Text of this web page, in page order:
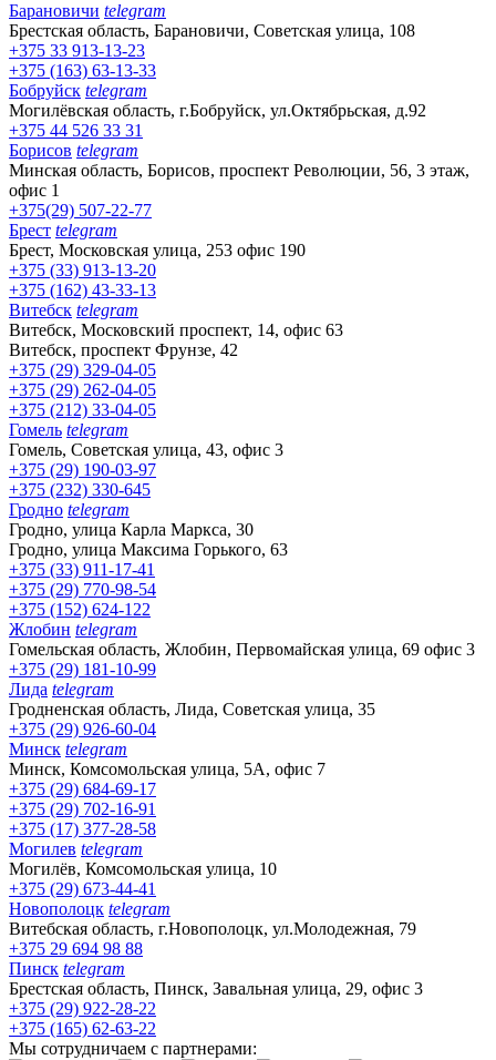
Барановичи telegram
Брестская область, Барановичи, Советская улица, 108
+375 33 913-13-23
+375 (163) 63-13-33
Бобруйск telegram
Могилёвская область, г.Бобруйск, ул.Октябрьская, д.92
+375 44 526 33 31
Борисов telegram
Минская область, Борисов, проспект Революции, 56, 3 этаж,
офис 1
+375(29) 507-22-77
Брест telegram
Брест, Московская улица, 253 офис 190
+375 (33) 913-13-20
+375 (162) 43-33-13
Витебск telegram
Витебск, Московский проспект, 14, офис 63
Витебск, проспект Фрунзе, 42
+375 (29) 329-04-05
+375 (29) 262-04-05
+375 (212) 33-04-05
Гомель telegram
Гомель, Советская улица, 43, офис 3
+375 (29) 190-03-97
+375 (232) 330-645
Гродно telegram
Гродно, улица Карла Маркса, 30
Гродно, улица Максима Горького, 63
+375 (33) 911-17-41
+375 (29) 770-98-54
+375 (152) 624-122
Жлобин telegram
Гомельская область, Жлобин, Первомайская улица, 69 офис 3
+375 (29) 181-10-99
Лида telegram
Гродненская область, Лида, Советская улица, 35
+375 (29) 926-60-04
Минск telegram
Минск, Комсомольская улица, 5А, офис 7
+375 (29) 684-69-17
+375 (29) 702-16-91
+375 (17) 377-28-58
Могилев telegram
Могилёв, Комсомольская улица, 10
+375 (29) 673-44-41
Новополоцк telegram
Витебская область, г.Новополоцк, ул.Молодежная, 79
+375 29 694 98 88
Пинск telegram
Брестская область, Пинск, Завальная улица, 29, офис 3
+375 (29) 922-28-22
+375 (165) 62-63-22
Мы сотрудничаем с партнерами: